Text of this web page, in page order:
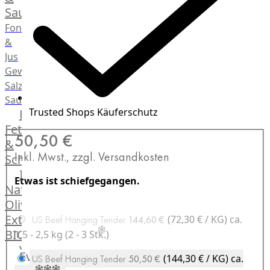
Saucen
Fonds
&
Jus
Gewürze
Salz
Saucen
Butter,
Fett
&
Schmalz
ItalianBar
Natives
Olivenöl
Extra
BIO
Veggie
Hardware
Events
Trusted Shops Käuferschutz
50,50 €
Inkl. Mwst., zzgl. Versandkosten
Etwas ist schiefgegangen.
US Beef Hanging Tender 144,60 € (72,30 € / KG) ca.
1,5 - 2,5 kg (2 - 3 Stk.)
US Beef Hanging Tender 50,50 € (144,30 € / KG)ca.